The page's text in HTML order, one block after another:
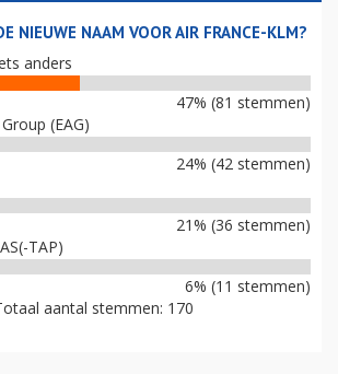
NIEUWE NAAM VOOR AIR FRANCE-KLM?
anders
47% (81 stemmen)
(EAG)
24% (42 stemmen)
21% (36 stemmen)
TAP)
6% (11 stemmen)
aantal stemmen: 170